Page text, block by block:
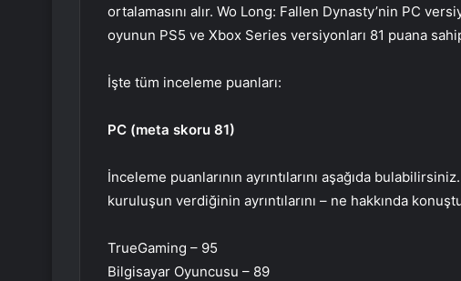
ortalamasını alır. Wo Long: Fallen Dynasty’nin PC
oyunun PS5 ve Xbox Series versiyonları 81 puana
İşte tüm inceleme puanları:
PC (meta skoru 81)
İnceleme puanlarının ayrıntılarını aşağıda
kuruluşun verdiğinin ayrıntılarını – ne hakkında
TrueGaming – 95
Bilgisayar Oyuncusu – 89